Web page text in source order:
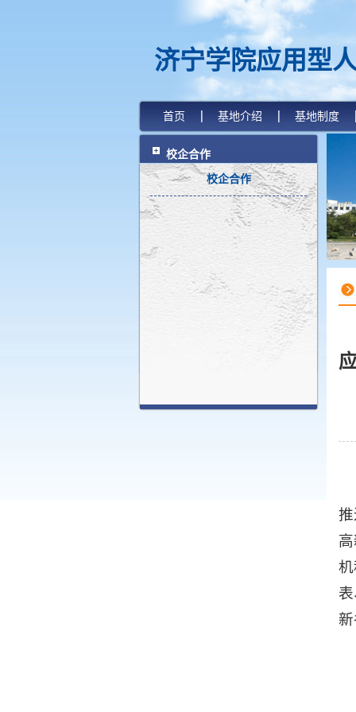
济宁学院应用型
首页 基地介绍 基地制度
校企合作
校企合作